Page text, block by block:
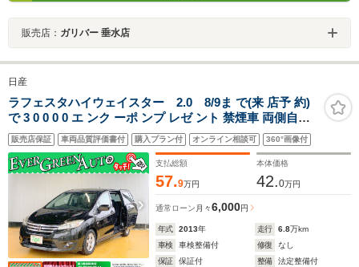
販売店： ガリバー 垂水店
日産
ラフェスタハイウェイスター 2.0 8/9ま で(来 店予 約)
で 3 0 0 0 0 エ ンク ーポ ンプ レゼ ント 禁煙車 両側自動
ドア バックカメラ 純正SDナビ ETC CD DVD Bluetooth
フルセグ MTモード付きAT I-STOP 横滑り防止装置
販売店保証 車両品質評価書付 購入プラン付 オンライン相談可 360°画像付
支払総額
57.9万円
本体価格
42.0万円
通常ローン 月々6,000円
年式 2013年 走行 6.8万km
車検
車検整備付 修復
なし
保証
保証付 整備
法定整備付